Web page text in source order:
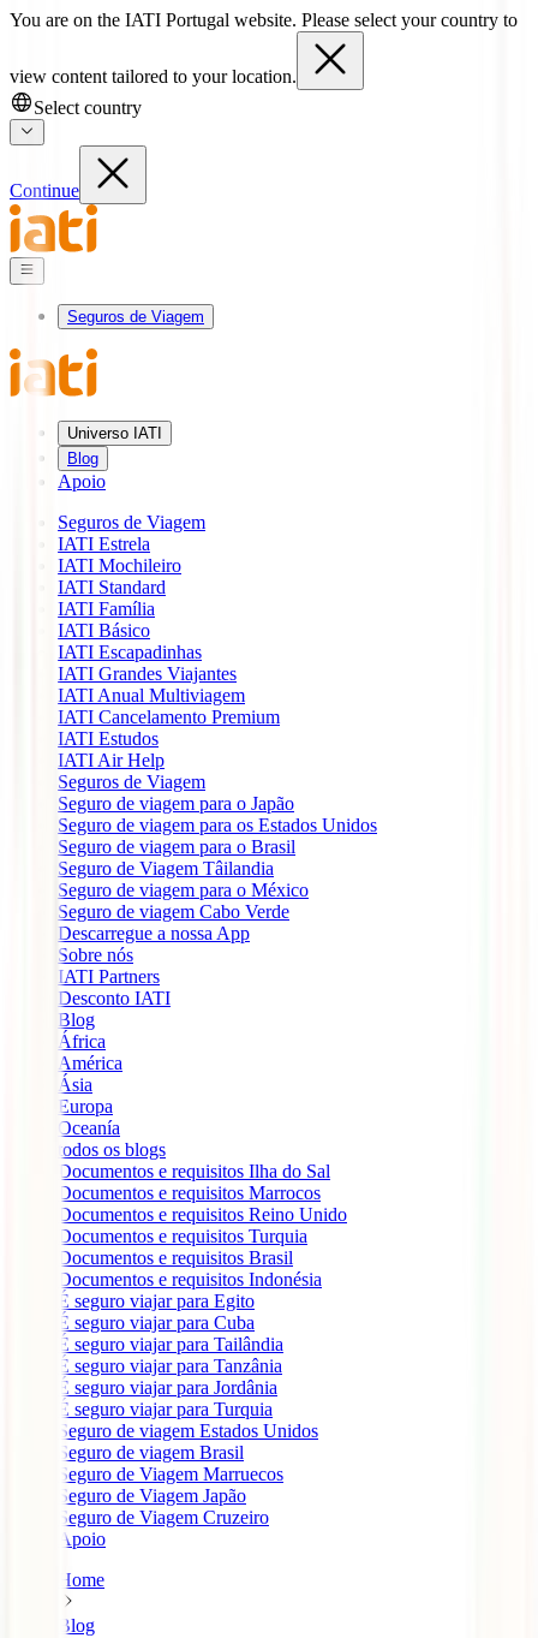
You are on the IATI Portugal website. Please select your country to
view content tailored to your location.
Select country
Continue
Seguros de Viagem
Universo IATI
Blog
Apoio
Seguros de Viagem
IATI Estrela
IATI Mochileiro
IATI Standard
IATI Família
IATI Básico
IATI Escapadinhas
IATI Grandes Viajantes
IATI Anual Multiviagem
IATI Cancelamento Premium
IATI Estudos
IATI Air Help
Seguros de Viagem
Seguro de viagem para o Japão
Seguro de viagem para os Estados Unidos
Seguro de viagem para o Brasil
Seguro de Viagem Tâilandia
Seguro de viagem para o México
Seguro de viagem Cabo Verde
Descarregue a nossa App
Sobre nós
IATI Partners
Desconto IATI
Blog
África
América
Ásia
Europa
Oceanía
todos os blogs
Documentos e requisitos Ilha do Sal
Documentos e requisitos Marrocos
Documentos e requisitos Reino Unido
Documentos e requisitos Turquia
Documentos e requisitos Brasil
Documentos e requisitos Indonésia
É seguro viajar para Egito
É seguro viajar para Cuba
É seguro viajar para Tailândia
É seguro viajar para Tanzânia
É seguro viajar para Jordânia
É seguro viajar para Turquia
Seguro de viagem Estados Unidos
Seguro de viagem Brasil
Seguro de Viagem Marruecos
Seguro de Viagem Japão
Seguro de Viagem Cruzeiro
Apoio
Home
Blog